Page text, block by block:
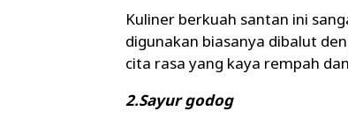
Kuliner berkuah santan ini
digunakan biasanya dibalut
cita rasa yang kaya rempah
2.Sayur godog